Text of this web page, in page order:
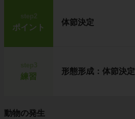
step2
ポイント
体節決定
練習
形態形成：体節決定
動物の発生